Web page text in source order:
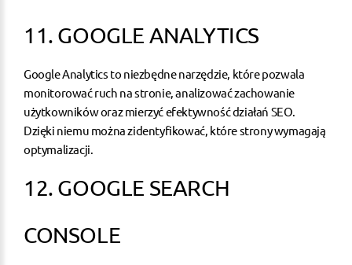
11. GOOGLE ANALYTICS
Google Analytics to niezbędne narzędzie, które pozwala
monitorować ruch na stronie, analizować zachowanie
użytkowników oraz mierzyć efektywność działań SEO
Dzięki niemu można zidentyfikować, które strony wymagają
optymalizacji.
12. GOOGLE SEARCH
CONSOLE